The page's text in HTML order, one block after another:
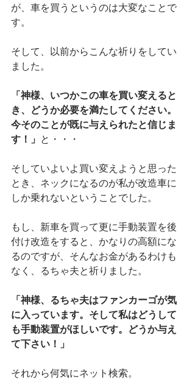
が、車を買うというのは大変なことで
す。
そして、以前からこんな祈りをしてい
ました。
「神様、いつかこの車を買い変えると
き、どうか必要を満たしてください。
今そのことが既に与えられたと信じま
す！」 と・・・
そしていよいよ買い変えようと思った
とき、ネックになるのが私が改造車に
しか乗れないということでした。
もし、新車を買って更に手動装置を後
付け改造をすると、かなりの高額にな
るのですが、そんなお金があるわけも
なく、るちゃ夫と祈りました。
「神様、るちゃ夫はファンカーゴが気
に入っています。そして私はどうして
も手動装置がほしいです。どうか与え
て下さい！」
それから何気にネット検索。